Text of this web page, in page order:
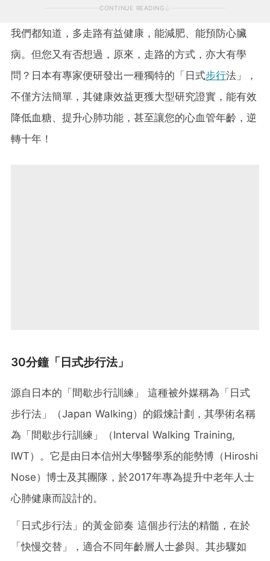
CONTINUE READING
我們都知道，多走路有益健康，能減肥、能預防心臟
病。但您又有否想過，原來，走路的方式，亦大有學
問？日本有專家便研發出一種獨特的「日式步行法」，
不僅方法簡單，其健康效益更獲大型研究證實，能有效
降低血糖、提升心肺功能，甚至讓您的心血管年齡，逆
轉十年！
30分鐘「日式步行法」
源自日本的「間歇步行訓練」 這種被外媒稱為「日式
步行法」（Japan Walking）的鍛煉計劃，其學術名稱
為「間歇步行訓練」（Interval Walking Training,
IWT）。它是由日本信州大學醫學系的能勢博（Hiroshi
Nose）博士及其團隊，於2017年專為提升中老年人士
心肺健康而設計的。
「日式步行法」的黃金節奏 這個步行法的精髓，在於
「快慢交替」，適合不同年齡層人士參與。其步驟如